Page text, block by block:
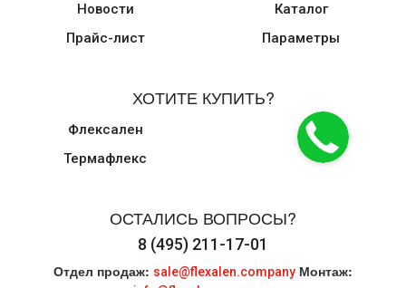
Новости
Прайс-лист
Каталог
Параметры
ХОТИТЕ КУПИТЬ?
Флексален
Термафлекс
ОСТАЛИСЬ ВОПРОСЫ?
8 (495) 211-17-01
Отдел продаж: sale@flexalen.company Монтаж: